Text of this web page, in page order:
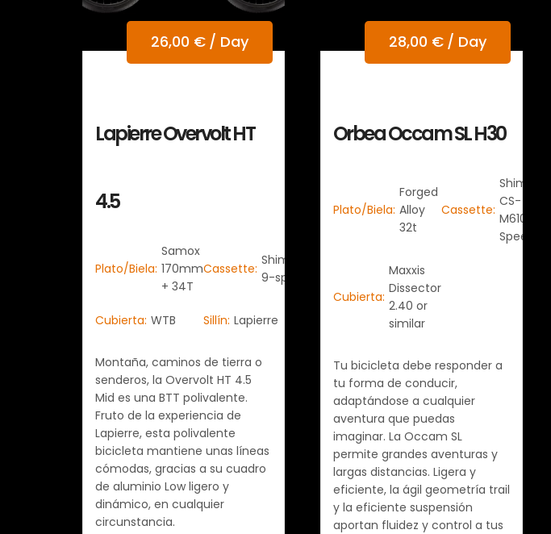
26,00 € / Day
Lapierre Overvolt HT
4.5
Plato/Biela:
Samox
170mm
+ 34T
Cassette:
Shimano
9-speed
Cubierta: WTB Sillín: Lapierre
Montaña, caminos de tierra o
senderos, la Overvolt HT 4.5
Mid es una BTT polivalente.
Fruto de la experiencia de
Lapierre, esta polivalente
bicicleta mantiene unas líneas
cómodas, gracias a su cuadro
de aluminio Low ligero y
dinámico, en cualquier
circunstancia.
28,00 € / Day
Orbea Occam SL H30
Plato/Biela:
Forged
Alloy
32t
Cassette:
Shimano
CS-
M6100 12
Speed
Cubierta:
Maxxis
Dissector
2.40 or
similar
Tu bicicleta debe responder a
tu forma de conducir,
adaptándose a cualquier
aventura que puedas
imaginar. La Occam SL
permite grandes aventuras y
largas distancias. Ligera y
eficiente, la ágil geometría trail
y la eficiente suspensión
aportan fluidez y control a tus